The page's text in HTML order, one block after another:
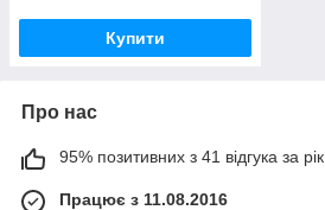
Купити
Про нас
95% позитивних з 41 відгука за рік
Працює з 11.08.2016